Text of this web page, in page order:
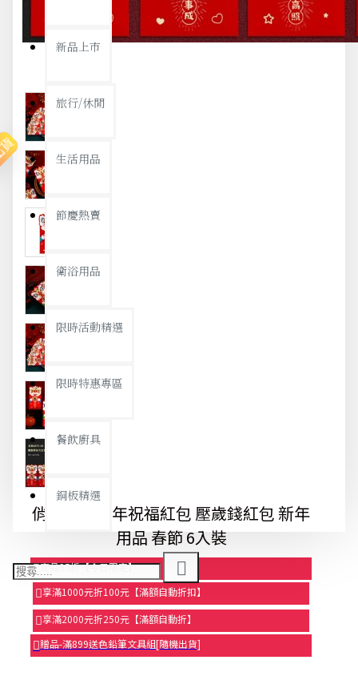
新品上市
旅行/休閒
生活用品
節慶熱賣
衛浴用品
限時活動精選
限時特惠專區
餐飲廚具
銅板精選
俏皮舞獅新年祝福紅包 壓歲錢紅包 新年
用品 春節 6入裝
商品95折【今日限定】
享滿1000元折100元【滿額自動折扣】
享滿2000元折250元【滿額自動折】
贈品-滿899送色鉛筆文具組[隨機出貨]